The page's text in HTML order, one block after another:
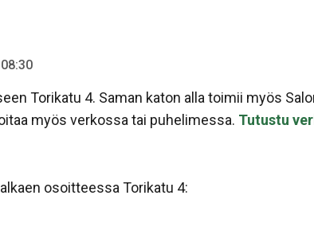
Torikatu 4. Saman katon alla toimii myös
myös verkossa tai puhelimessa. Tutustu
osoitteessa Torikatu 4: